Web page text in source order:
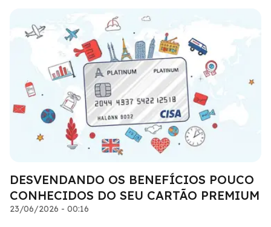
DESVENDANDO OS BENEFÍCIOS POUCO
CONHECIDOS DO SEU CARTÃO PREMIUM
23/06/2026 - 00:16